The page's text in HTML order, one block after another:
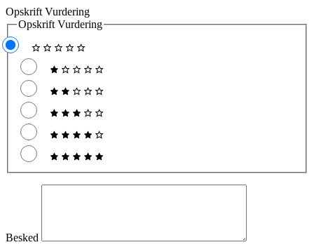
Opskrift Vurdering
Opskrift Vurdering
Besked